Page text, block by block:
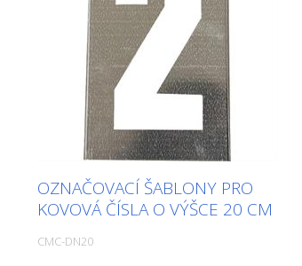
OZNAČOVACÍ ŠABLONY PRO
KOVOVÁ ČÍSLA O VÝŠCE 20 CM
CMC-DN20